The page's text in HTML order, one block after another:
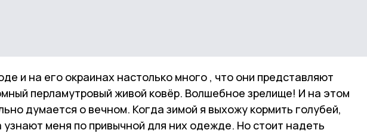
и на его окраинах настолько много , что они представляют
перламутровый живой ковёр. Волшебное зрелище! И на этом
думается о вечном. Когда зимой я выхожу кормить голубей,
узнают меня по привычной для них одежде. Но стоит надеть